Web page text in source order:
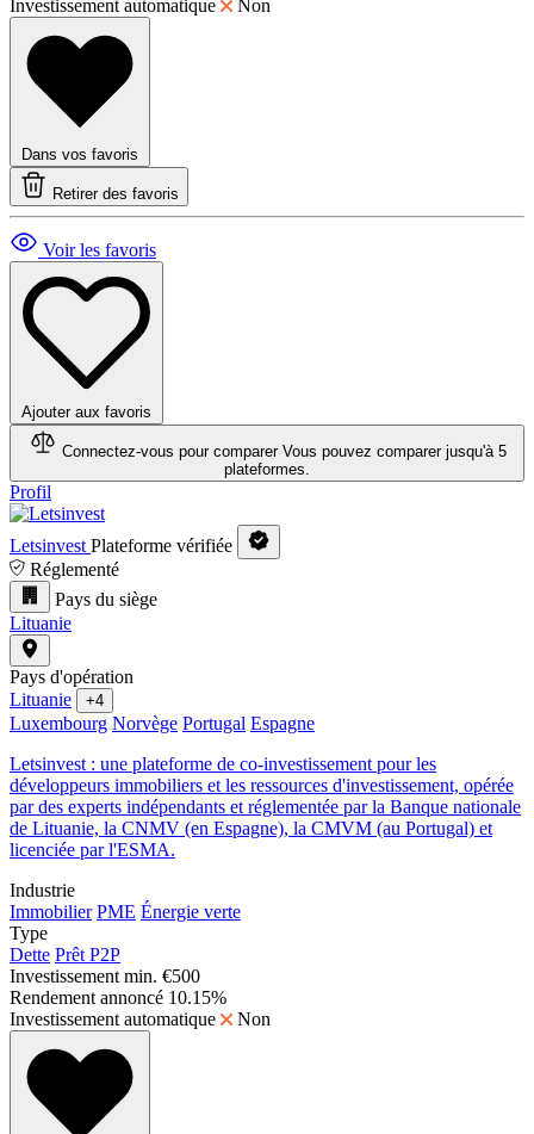
Investissement automatique
Non
Dans vos favoris
Retirer des favoris
Voir les favoris
Ajouter aux favoris
Connectez-vous pour comparer Vous pouvez comparer jusqu'à 5
plateformes.
Profil
Letsinvest Plateforme vérifiée
Réglementé
Pays du siège
Lituanie
Pays d'opération
Lituanie
+4
Luxembourg Norvège Portugal Espagne
Letsinvest : une plateforme de co-investissement pour les
développeurs immobiliers et les ressources d'investissement, opérée
par des experts indépendants et réglementée par la Banque nationale
de Lituanie, la CNMV (en Espagne), la CMVM (au Portugal) et
licenciée par l'ESMA.
Industrie
Immobilier PME Énergie verte
Type
Dette Prêt P2P
Investissement min. €500
Rendement annoncé 10.15%
Investissement automatique
Non